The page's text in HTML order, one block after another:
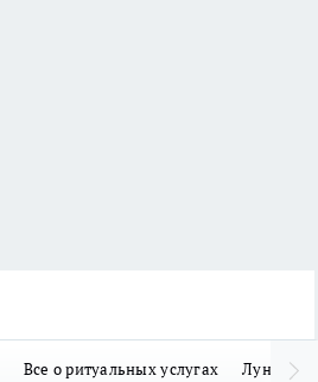
Все о ритуальных услугах Лунно-